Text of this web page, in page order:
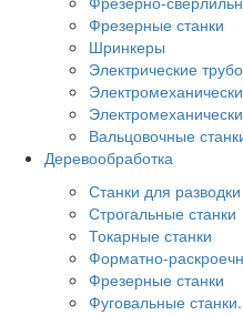
Фрезерные станки
Шринкеры
Электрические
Вальцовочные
Деревообработка
Станки для
Строгальные станки
Токарные станки
Форматно-
Фрезерные станки
Фуговальные